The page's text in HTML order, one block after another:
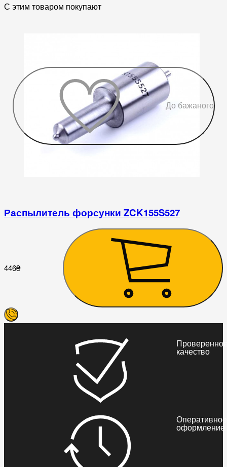
С этим товаром покупают
До бажаного
Распылитель форсунки ZCK155S527
446₴
качество
Оперативное
оформление